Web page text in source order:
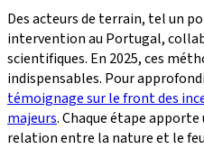
Des acteurs de terrain, tel un
intervention au Portugal,
scientifiques. En 2025, ces
indispensables. Pour
témoignage sur le front des
majeurs. Chaque étape
relation entre la nature et le